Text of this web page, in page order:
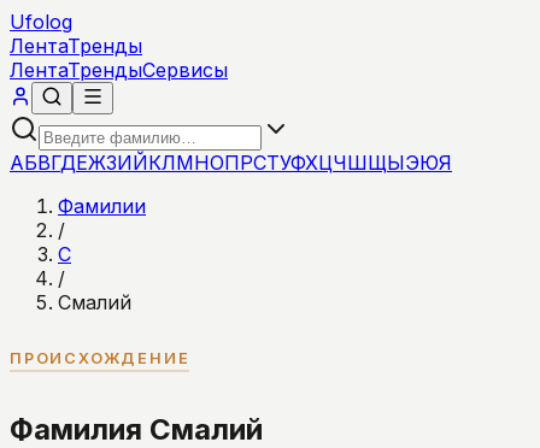
Ufolog
ЛентаТренды
ЛентаТрендыСервисы
АБВГДЕЖЗИЙКЛМНОПРСТУФХЦЧШЩЫЭЮЯ
Фамилии
/
С
/
Смалий
ПРОИСХОЖДЕНИЕ
Фамилия Смалий